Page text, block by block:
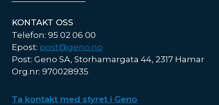
KONTAKT OSS
Telefon: 95 02 06 00
Epost: post@geno.no
Post: Geno SA, Storhamargata 44, 2317 Hamar
Org.nr: 970028935
Ta kontakt med styret i Geno